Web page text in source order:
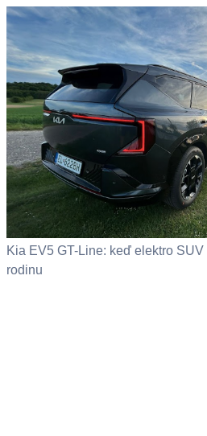
Kia EV5 GT-Line: keď elektro
rodinu